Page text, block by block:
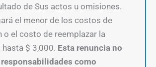
de Sus actos u omisiones.
el menor de los costos de
o el costo de reemplazar la
$ 3,000. Esta renuncia no
como